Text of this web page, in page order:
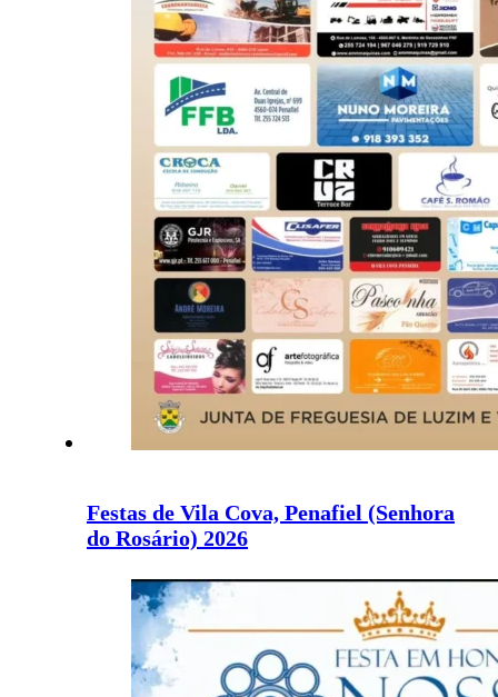
Festas de Vila Cova, Penafiel (Senhora
do Rosário) 2026